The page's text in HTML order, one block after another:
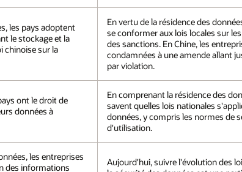
les pays adoptent
le stockage et la
chinoise sur la
En vertu de la résidence des
se conformer aux lois locales sur
des sanctions. En Chine, les
condamnées à une amende allant
par violation.
ont le droit de
données à
En comprenant la résidence des
savent quelles lois nationales
données, y compris les normes de
d'utilisation.
les entreprises
des informations
Aujourd'hui, suivre l'évolution des